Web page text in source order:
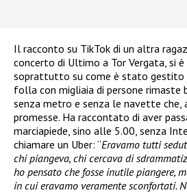
Il racconto su TikTok di un altra
concerto di Ultimo a Tor Vergata, si
soprattutto su come è stato
folla con migliaia di persone rimaste
senza metro e senza le navette che,
promesse. Ha raccontato di aver
marciapiede, sino alle 5.00, senza
chiamare un Uber: “Eravamo tutti
chi piangeva, chi cercava di
ho pensato che fosse inutile piangere,
in cui eravamo veramente sconfortati.